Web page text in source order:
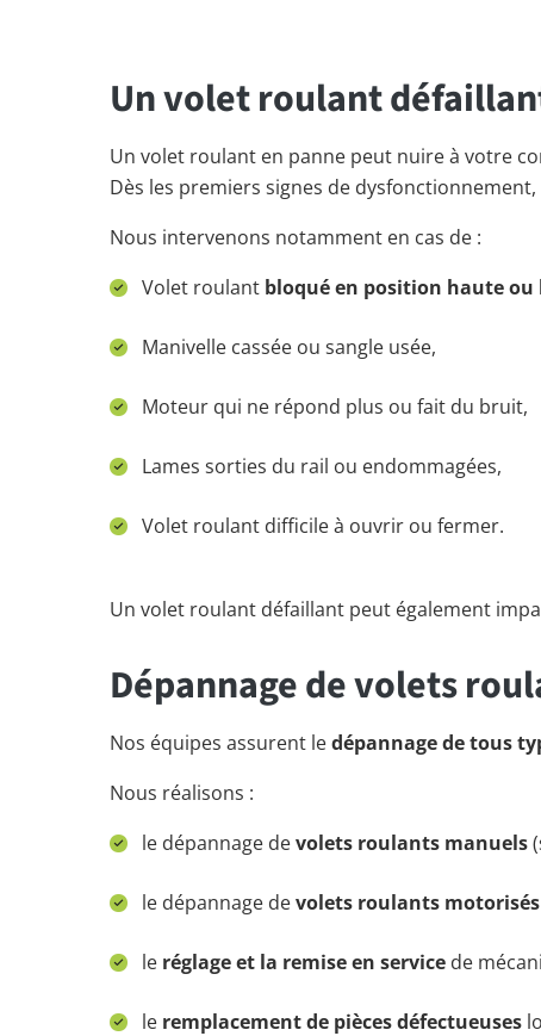
Un volet roulant
Un volet roulant en panne peut nuire à votre
Dès les premiers signes de
Nous intervenons notamment en cas de :
Volet roulant bloqué en position haute ou
Manivelle cassée ou sangle usée,
Moteur qui ne répond plus ou fait du bruit,
Lames sorties du rail ou endommagées,
Volet roulant difficile à ouvrir ou fermer.
Un volet roulant défaillant peut également
Dépannage de volets
Nos équipes assurent ledépannage de tous
Nous réalisons :
le dépannage devolets roulants manuels
le dépannage devolets roulants motorisés
le réglage et la remise en service de
le remplacement de pièces défectueuses